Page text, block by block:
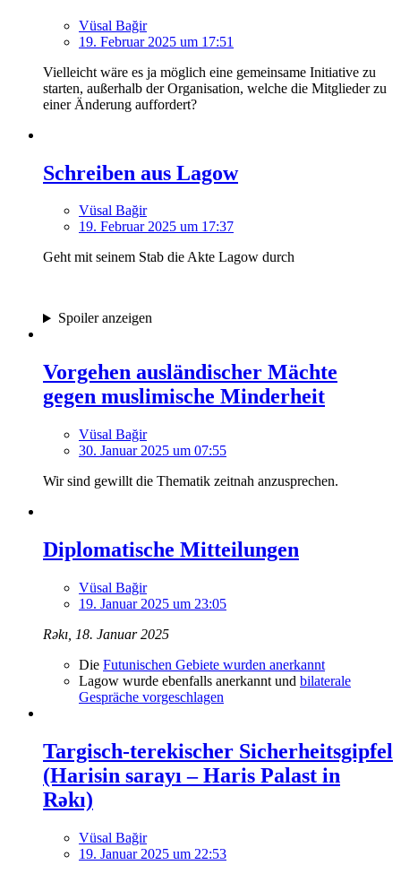
Vüsal Bağir
19. Februar 2025 um 17:51
Vielleicht wäre es ja möglich eine gemeinsame Initiative zu
starten, außerhalb der Organisation, welche die Mitglieder zu
einer Änderung auffordert?
Schreiben aus Lagow
Vüsal Bağir
19. Februar 2025 um 17:37
Geht mit seinem Stab die Akte Lagow durch
Spoiler anzeigen
Vorgehen ausländischer Mächte
gegen muslimische Minderheit
Vüsal Bağir
30. Januar 2025 um 07:55
Wir sind gewillt die Thematik zeitnah anzusprechen.
Diplomatische Mitteilungen
Vüsal Bağir
19. Januar 2025 um 23:05
Rəkı, 18. Januar 2025
Die Futunischen Gebiete wurden anerkannt
Lagow wurde ebenfalls anerkannt und bilaterale
Gespräche vorgeschlagen
Targisch-terekischer Sicherheitsgipfel
(Harisin sarayı – Haris Palast in
Rəkı)
Vüsal Bağir
19. Januar 2025 um 22:53